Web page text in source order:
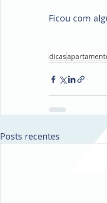
Ficou com
dicas
Posts recentes